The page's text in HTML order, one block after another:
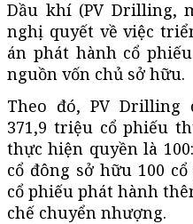
Dầu khí (PV Drilling,
nghị quyết về việc
án phát hành cổ
nguồn vốn chủ sở hữu.
Theo đó, PV
371,9 triệu cổ phiếu
thực hiện quyền là
cổ đông sở hữu 100
cổ phiếu phát hành
chế chuyển nhượng.